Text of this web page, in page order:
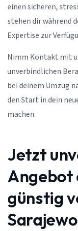
einen sicheren,
stehen dir während
Expertise zur
Nimm Kontakt mit
unverbindlichen
bei deinem Umzug
den Start in dein
machen.
Jetzt
Angebot
günstig